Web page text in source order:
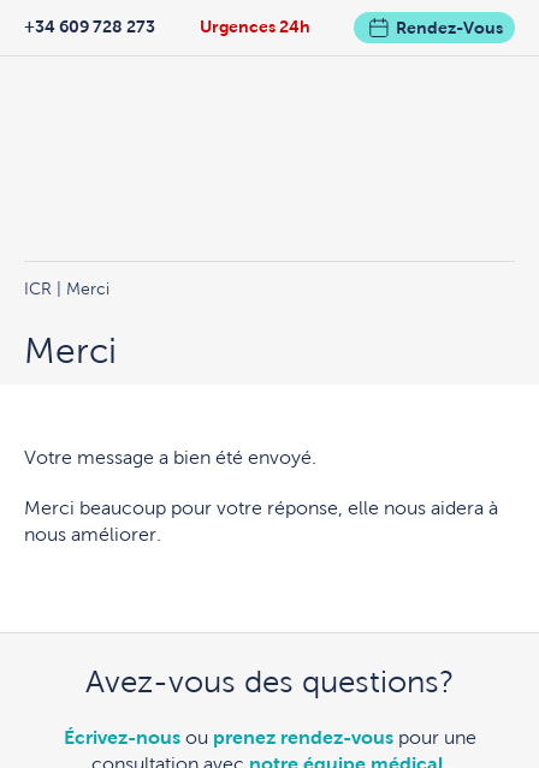
Urgences 24h
+34 609 728 273 Rendez-Vous
ICR | Merci
Merci
Votre message a bien été envoyé.
Merci beaucoup pour votre réponse, elle nous aidera à
nous améliorer.
Avez-vous des questions?
Écrivez-nousou prenez rendez-vouspour une
consultation avec notre équipe médical.